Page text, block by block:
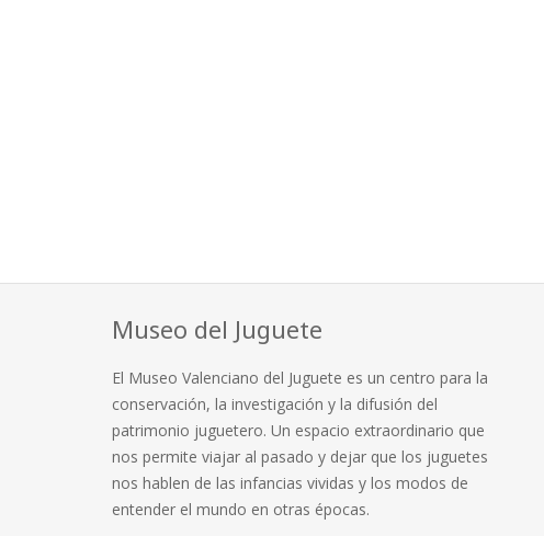
Museo del Juguete
El Museo Valenciano del Juguete es un centro para la
conservación, la investigación y la difusión del
patrimonio juguetero. Un espacio extraordinario que
nos permite viajar al pasado y dejar que los juguetes
nos hablen de las infancias vividas y los modos de
entender el mundo en otras épocas.